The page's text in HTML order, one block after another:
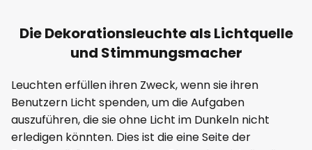
Die Dekorationsleuchte als Lichtquelle
und Stimmungsmacher
Leuchten erfüllen ihren Zweck, wenn sie ihren
Benutzern Licht spenden, um die Aufgaben
auszuführen, die sie ohne Licht im Dunkeln nicht
erledigen könnten. Dies ist die eine Seite der